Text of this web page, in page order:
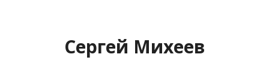
содержимомуСергей Михеев